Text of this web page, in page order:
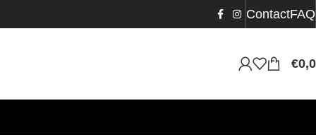
ContactFAQ
€